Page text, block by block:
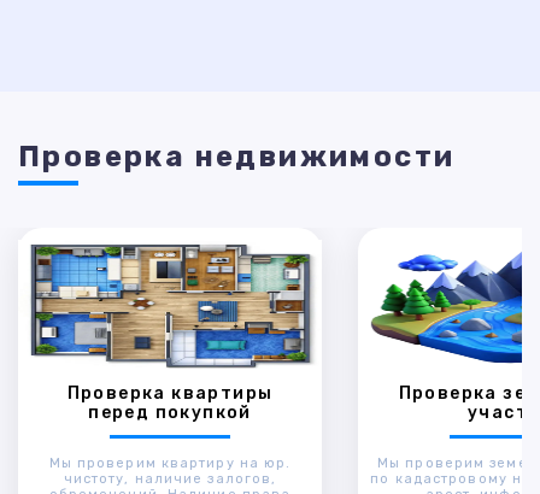
Проверка недвижимости
Проверка квартиры
перед покупкой
Мы проверим квартиру на юр.
чистоту, наличие залогов,
Проверка
Мы проверим
по кадастровому